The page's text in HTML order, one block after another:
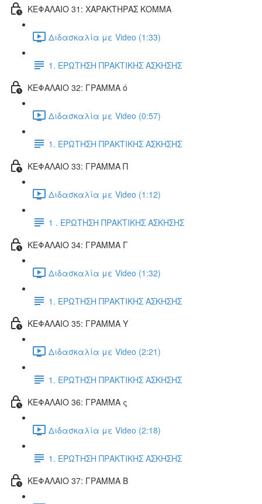
ΚΕΦΑΛΑΙΟ 31: ΧΑΡΑΚΤΗΡΑΣ ΚΟΜΜΑ
Διδασκαλία με Video (1:33)
1. ΕΡΩΤΗΣΗ ΠΡΑΚΤΙΚΗΣ ΑΣΚΗΣΗΣ
ΚΕΦΑΛΑΙΟ 32: ΓΡΑΜΜΑ ό
Διδασκαλία με Video (0:57)
1. ΕΡΩΤΗΣΗ ΠΡΑΚΤΙΚΗΣ ΑΣΚΗΣΗΣ
ΚΕΦΑΛΑΙΟ 33: ΓΡΑΜΜΑ Π
Διδασκαλία με Video (1:12)
1 . ΕΡΩΤΗΣΗ ΠΡΑΚΤΙΚΗΣ ΑΣΚΗΣΗΣ
ΚΕΦΑΛΑΙΟ 34: ΓΡΑΜΜΑ Γ
Διδασκαλία με Video (1:32)
1. ΕΡΩΤΗΣΗ ΠΡΑΚΤΙΚΗΣ ΑΣΚΗΣΗΣ
ΚΕΦΑΛΑΙΟ 35: ΓΡΑΜΜΑ Υ
Διδασκαλία με Video (2:21)
1. ΕΡΩΤΗΣΗ ΠΡΑΚΤΙΚΗΣ ΑΣΚΗΣΗΣ
ΚΕΦΑΛΑΙΟ 36: ΓΡΑΜΜΑ ς
Διδασκαλία με Video (2:18)
1. ΕΡΩΤΗΣΗ ΠΡΑΚΤΙΚΗΣ ΑΣΚΗΣΗΣ
ΚΕΦΑΛΑΙΟ 37: ΓΡΑΜΜΑ Β